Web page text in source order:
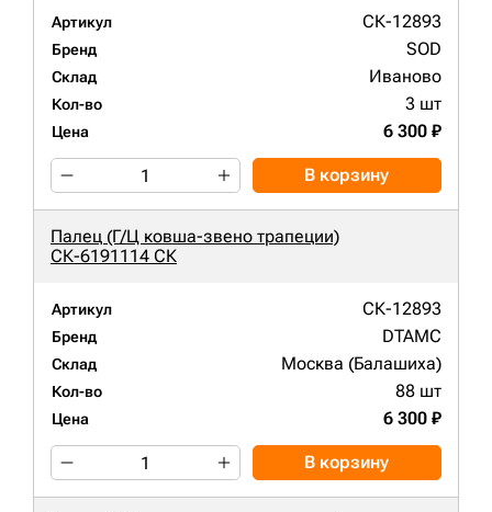
Артикул СК-12893
Бренд SOD
Склад Иваново
Кол-во 3 шт
Цена 6 300 ₽
В корзину
Палец (Г/Ц ковша-звено трапеции)
СК-6191114 СК
Артикул СК-12893
Бренд DTAMC
Склад Москва (Балашиха)
Кол-во 88 шт
Цена 6 300 ₽
В корзину